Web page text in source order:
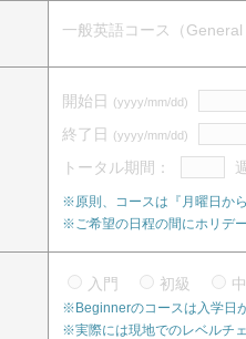
一般英語コース（
開始日 (yyyy/mm/dd)
終了日 (yyyy/mm/dd)
トータル期間：
※原則、コースは『月曜日か
※ご希望の日程の間にホリデ
入門 初級
※Beginnerのコースは入学日
※実際には現地でのレベルチ